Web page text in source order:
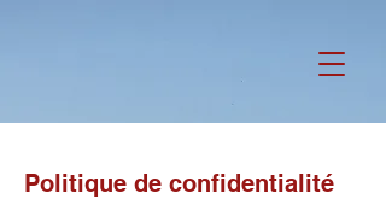
Politique de confidentialité